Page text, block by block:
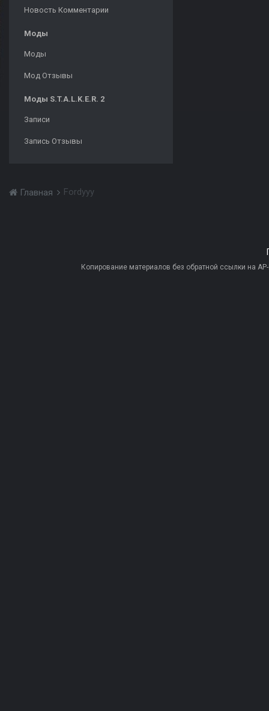
Новость Комментарии
Моды
Моды
Мод Отзывы
Моды S.T.A.L.K.E.R. 2
Записи
Запись Отзывы
Главная Fordyyy
Копирование материалов без обратной ссылки на